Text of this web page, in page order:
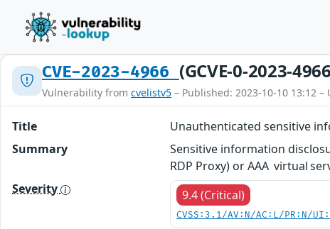
CVE-2023-4966 (GCVE-0-2023-
Vulnerability from cvelistv5 – Published: 2023-10-10 13:12 –
Title
Unauthenticated sensitive
Summary
Sensitive information
RDP Proxy) or AAA virtual
Severity
9.4 (Critical)
CVSS:3.1/AV:N/AC:L/PR:N/